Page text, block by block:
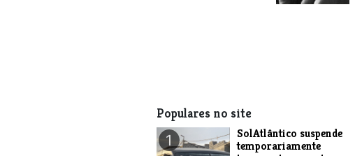
Populares no site
1
SolAtlântico suspende
temporariamente